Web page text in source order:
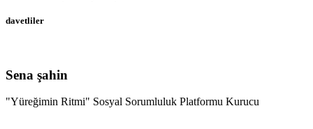
davetliler
Sena şahin
"Yüreğimin Ritmi" Sosyal Sorumluluk Platformu Kurucu